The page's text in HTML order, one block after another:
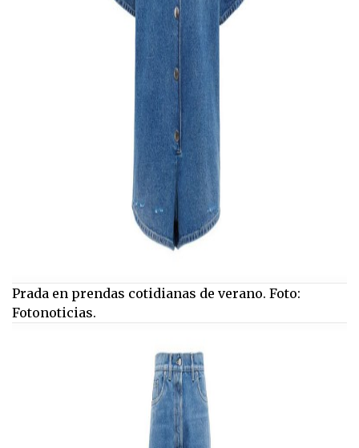
Prada en prendas cotidianas de verano. Foto:
Fotonoticias.